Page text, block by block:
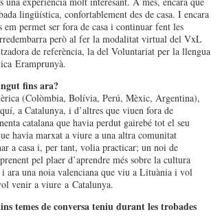
lingüística, confortablement des de casa. I encara
permet ser fora de casa i continuar fent les
però al fer la modalitat virtual del VxL
de referència, la del Voluntariat per la llengua
Eramprunyà.
fins ara?
(Colòmbia, Bolívia, Perú, Mèxic, Argentina),
a Catalunya, i d’altres que viuen fora de
catalana que havia perdut gairebé tot el seu
havia marxat a viure a una altra comunitat
a casa i, per tant, volia practicar; un noi de
pel plaer d’aprendre més sobre la cultura
i ara una noia valenciana que viu a Lituània i vol
venir a viure a Catalunya.
temes de conversa teniu durant les trobades